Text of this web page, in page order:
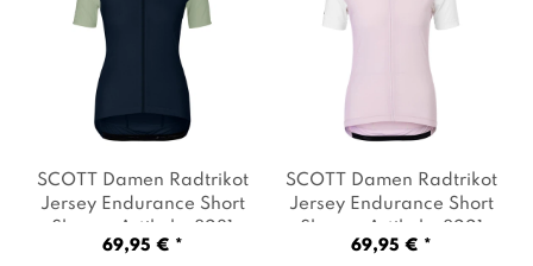
SCOTT Damen Radtrikot
Jersey Endurance Short
Sleeve
, Artikel: -8231
dark blue / spray grey
69,95 € *
SCOTT Damen Radtrikot
Jersey Endurance Short
Sleeve
, Artikel: -8221
bliss pink / cotton white
69,95 € *